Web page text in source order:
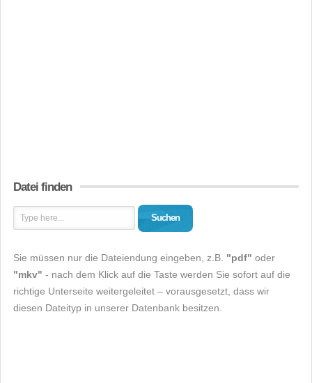
Datei finden
Suchen
Sie müssen nur die Dateiendung eingeben, z.B. "pdf" oder
"mkv" - nach dem Klick auf die Taste werden Sie sofort auf die
richtige Unterseite weitergeleitet – vorausgesetzt, dass wir
diesen Dateityp in unserer Datenbank besitzen.